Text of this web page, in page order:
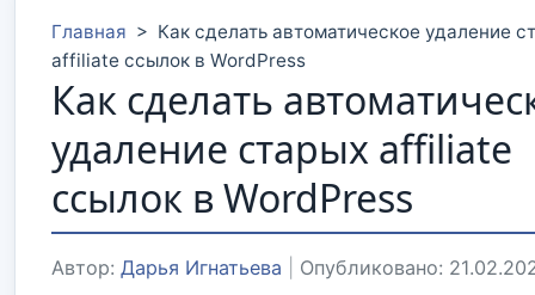
Главная > Как сделать автоматическое удаление
affiliate ссылок в WordPress
Как сделать
удаление старых affiliate
ссылок в WordPress
Автор: Дарья Игнатьева Опубликовано: